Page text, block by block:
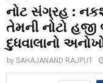
નોટ સંગ્રહ :
તેમની નોટો હજી
દુધવાલાનો
by SAHAJANAND RAJPUT